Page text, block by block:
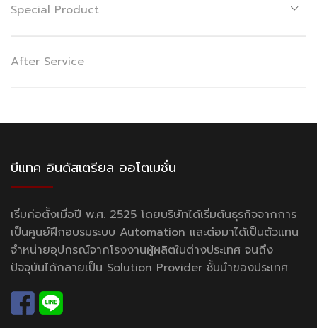
Special Product
After Service
บีแทค อินดัสเตรียล ออโตเมชั่น
เริ่มก่อตั้งเมื่อปี พ.ศ. 2525 โดยบริษัทได้เริ่มต้นธุรกิจจากการ
เป็นศูนย์ฝึกอบรมระบบ Automation และต่อมาได้เป็นตัวแทน
จำหน่ายอุปกรณ์จากโรงงานผู้ผลิตในต่างประเทศ จนถึง
ปัจจุบันได้กลายเป็น Solution Provider ชั้นนำของประเทศ